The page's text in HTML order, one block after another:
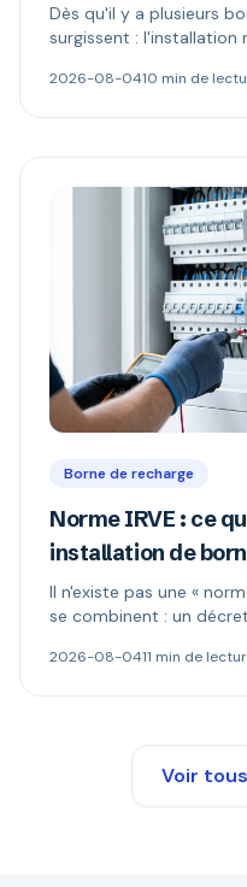
Dès qu'il y a plusieurs
surgissent : l'installation
paie. Délestage
2026-08-0410 min de
Borne de recharge
Norme IRVE : ce
installation de
Il n'existe pas une «
se combinent : un
borne. Ce qui est
2026-08-0411 min de
Voir